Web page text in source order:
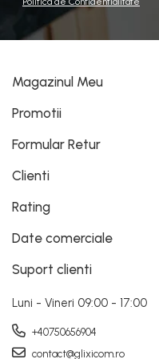
de lucru lucioasa sau
in relief sau
Magazinul Meu
Promotii
Formular Retur
Clienti
Rating
Date comerciale
Suport clienti
Luni - Vineri 09:00 - 17:00
+40750656904
contact@glixicom.ro